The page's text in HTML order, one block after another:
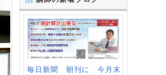
毎日新聞 朝刊に 今月末